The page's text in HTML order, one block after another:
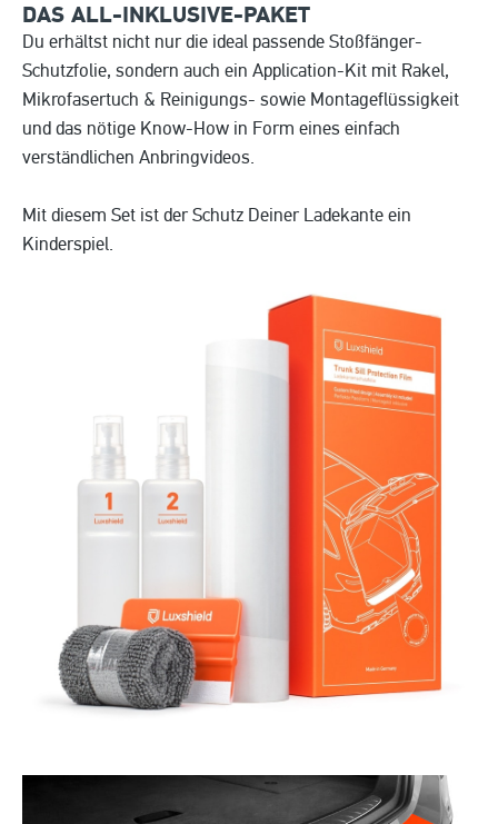
DAS ALL-INKLUSIVE-PAKET
Du erhältst nicht nur die ideal passende Stoßfänger-
Schutzfolie, sondern auch ein Application-Kit mit Rakel,
Mikrofasertuch & Reinigungs- sowie Montageflüssigkeit
und das nötige Know-How in Form eines einfach
verständlichen Anbringvideos.
Mit diesem Set ist der Schutz Deiner Ladekante ein
Kinderspiel.